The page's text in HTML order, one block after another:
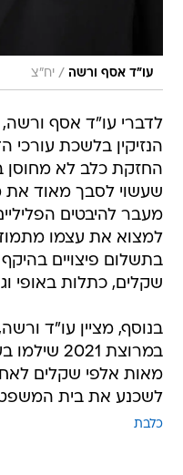
עו"ד אסף ורשה / יח"צ
לדברי עו"ד אסף
הנזיקין בלשכת עורכי
החזקת כלב לא
שעשוי לסבך מאוד את
מעבר להיבטים
למצוא את עצמו
בתשלום פיצויים
שקלים, כתלות באופי
בנוסף, מציין עו"ד
במרוצת
מאות אלפי שקלים
לשכנע את בית
כלבת